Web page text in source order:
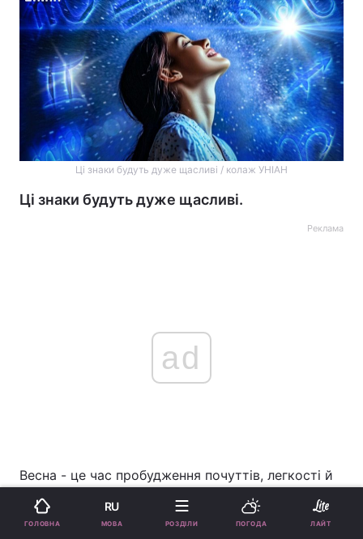
Ці знаки будуть дуже щасливі / колаж УНІАН
Ці знаки будуть дуже щасливі.
Реклама
ad
Весна - це час пробудження почуттів, легкості й
тонкої енергії, здатної запалити в душі давно
забуте тепло. Для деяких знаків Зодіаку цей
ГОЛОВНА
RU
МОВА РОЗДІЛИ ПОГОДА ЛАЙТ